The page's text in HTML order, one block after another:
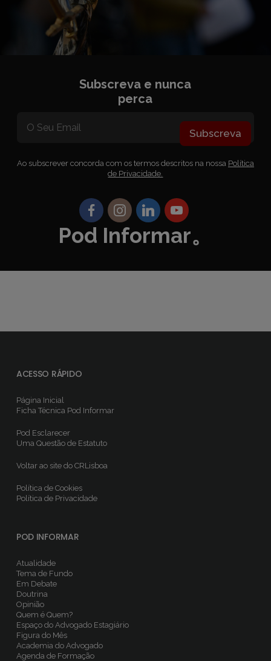
Subscreva e nunca
perca
Subscreva
Ao subscrever concorda com os termos descritos na nossa Política
de Privacidade.
Pod Informar。
ACESSO RÁPIDO
Página Inicial
Ficha TécnicaPod Informar
Pod Esclarecer
Uma Questão de Estatuto
Voltar ao site do CRLisboa
Política de Cookies
Política de Privacidade
POD INFORMAR
Atualidade
Tema de Fundo
Em Debate
Doutrina
Opinião
Quem é Quem?
Espaço do Advogado Estagiário
Figura do Mês
Academia do Advogado
Agenda de Formação